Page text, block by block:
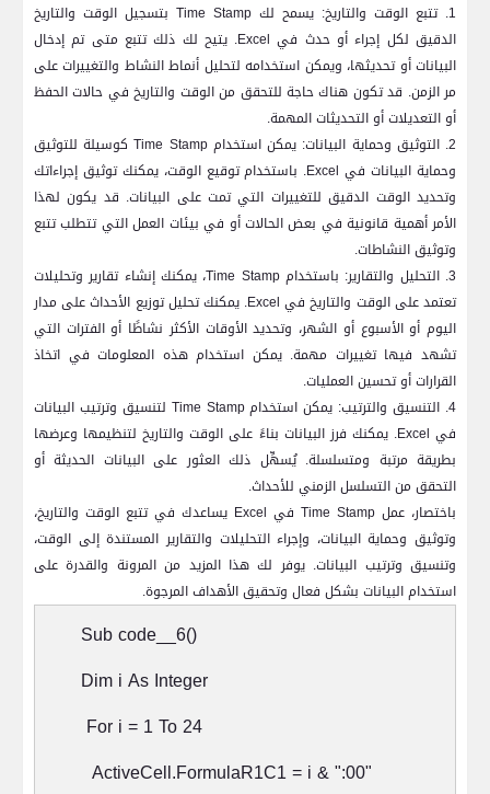
1. تتبع الوقت والتاريخ: يسمح لك Time Stamp بتسجيل الوقت والتاريخ
الدقيق لكل إجراء أو حدث في Excel. يتيح لك ذلك تتبع متى تم إدخال
البيانات أو تحديثها، ويمكن استخدامه لتحليل أنماط النشاط والتغييرات على
مر الزمن. قد تكون هناك حاجة للتحقق من الوقت والتاريخ في حالات الحفظ
أو التعديلات أو التحديثات المهمة.
2. التوثيق وحماية البيانات: يمكن استخدام
Time Stamp كوسيلة للتوثيق
وحماية البيانات في Excel. باستخدام توقيع الوقت، يمكنك توثيق إجراءاتك
وتحديد الوقت الدقيق للتغييرات التي تمت على البيانات. قد يكون لهذا
الأمر أهمية قانونية في بعض الحالات أو في بيئات العمل التي تتطلب تتبع
وتوثيق النشاطات.
3. التحليل والتقارير: باستخدام
Time Stamp، يمكنك إنشاء تقارير وتحليلات
تعتمد على الوقت والتاريخ في Excel. يمكنك تحليل توزيع الأحداث على مدار
اليوم أو الأسبوع أو الشهر، وتحديد الأوقات الأكثر نشاطًا أو الفترات التي
تشهد فيها تغييرات مهمة. يمكن استخدام هذه المعلومات في اتخاذ
القرارات أو تحسين العمليات.
4. التنسيق والترتيب: يمكن استخدام
Time Stamp لتنسيق وترتيب البيانات
في Excel. يمكنك فرز البيانات بناءً على الوقت والتاريخ لتنظيمها وعرضها
بطريقة مرتبة ومتسلسلة. يُسهِّل ذلك العثور على البيانات الحديثة أو
التحقق من التسلسل الزمني للأحداث.
باختصار، عمل Time Stamp في Excel يساعدك في تتبع الوقت والتاريخ،
وتوثيق وحماية البيانات، وإجراء التحليلات والتقارير المستندة إلى الوقت،
وتنسيق وترتيب البيانات. يوفر لك هذا المزيد من المرونة والقدرة على
استخدام البيانات بشكل فعال وتحقيق الأهداف المرجوة.
Sub code__6()
Dim i As Integer
For i = 1 To 24
ActiveCell.FormulaR1C1 = i & ":00"